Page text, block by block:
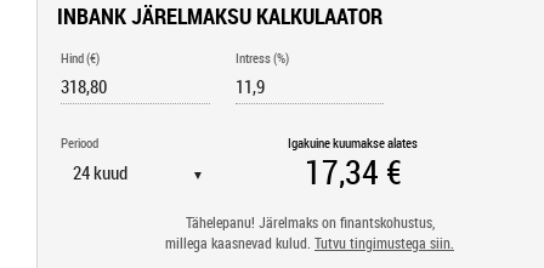
INBANK JÄRELMAKSU KALKULAATOR
Hind (€) Intress (%)
Periood
▼
Igakuine kuumakse alates
Tähelepanu! Järelmaks on finantskohustus,
millega kaasnevad kulud. Tutvu tingimustega siin.